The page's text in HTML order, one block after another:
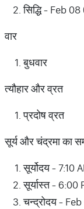
सिद्धि - Feb
वार
बुधवार
त्यौहार और व्रत
प्रदोष व्रत
सूर्य और चंद्रमा का
सूर्योदय - 7:10
सूर्यास्त - 6:00
चन्द्रोदय -